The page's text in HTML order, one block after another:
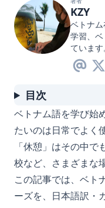
KZY
ベトナ
学習、
ています
目次
ベトナム語を学び始
たいのは日常でよく
「休憩」はその中
校など、さまざまな
この記事では、ベト
ーズを、日本語訳・